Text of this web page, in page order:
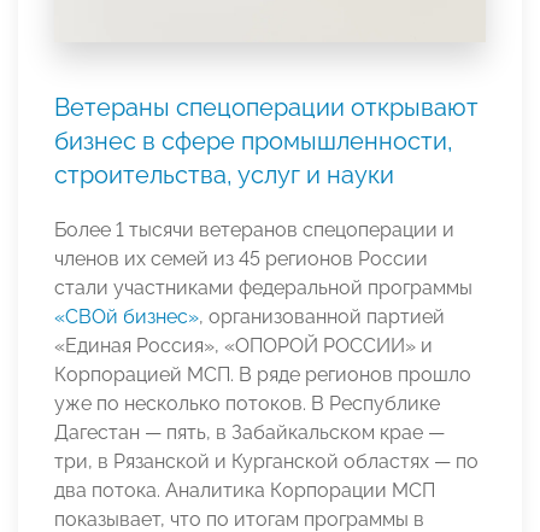
Ветераны спецоперации открывают
бизнес в сфере промышленности,
строительства, услуг и науки
Более 1 тысячи ветеранов спецоперации и
членов их семей из 45 регионов России
стали участниками федеральной программы
«СВОй бизнес», организованной партией
«Единая Россия», «ОПОРОЙ РОССИИ» и
Корпорацией МСП. В ряде регионов прошло
уже по несколько потоков. В Республике
Дагестан — пять, в Забайкальском крае —
три, в Рязанской и Курганской областях — по
два потока. Аналитика Корпорации МСП
показывает, что по итогам программы в